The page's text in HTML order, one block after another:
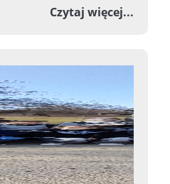
Czytaj więcej...o